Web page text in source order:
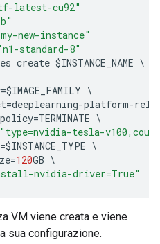
latest-cu92"
new-instance"
standard-8"
create $INSTANCE_NAME
=$IMAGE_FAMILY
=deeplearning-platform-
policy=TERMINATE
"type=nvidia-tesla-
=$INSTANCE_TYPE
=120GB
nvidia-driver=True"
VM viene creata e viene
sua configurazione.